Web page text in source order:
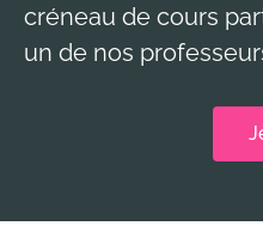
créneau de cours
un de nos